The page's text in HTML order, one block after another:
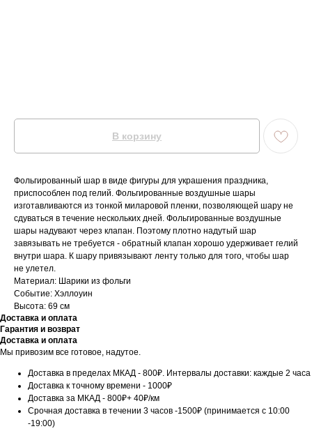
В корзину
Фольгированный шар в виде фигуры для украшения праздника,
приспособлен под гелий. Фольгированные воздушные шары
изготавливаются из тонкой миларовой пленки, позволяющей шару не
сдуваться в течение нескольких дней. Фольгированные воздушные
шары надувают через клапан. Поэтому плотно надутый шар
завязывать не требуется - обратный клапан хорошо удерживает гелий
внутри шара. К шару привязывают ленту только для того, чтобы шар
не улетел.
Материал: Шарики из фольги
Событие: Хэллоуин
Высота: 69 см
Доставка и оплата
Гарантия и возврат
Доставка и оплата
Мы привозим все готовое, надутое.
Доставка в пределах МКАД - 800₽. Интервалы доставки: каждые 2 часа
Доставка к точному времени - 1000₽
Доставка за МКАД - 800₽+ 40₽/км
Срочная доставка в течении 3 часов -1500₽ (принимается с 10:00
-19:00)